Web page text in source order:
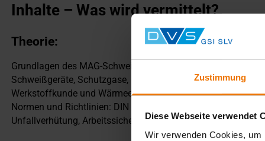
Zustimmung
Diese Webseite verwendet
Wir verwenden Cookies,
Inhalte – Was wird vermittelt?
Theorie:
Grundlagen des MAG-Schweißverfahrens
Schweißgeräte, Schutzgase, Nahtformen
Werkstoffkunde und Wärmeeinfluss
Normen und Richtlinien: DIN EN ISO 9606
Unfallverhütung, Arbeitssicherheit